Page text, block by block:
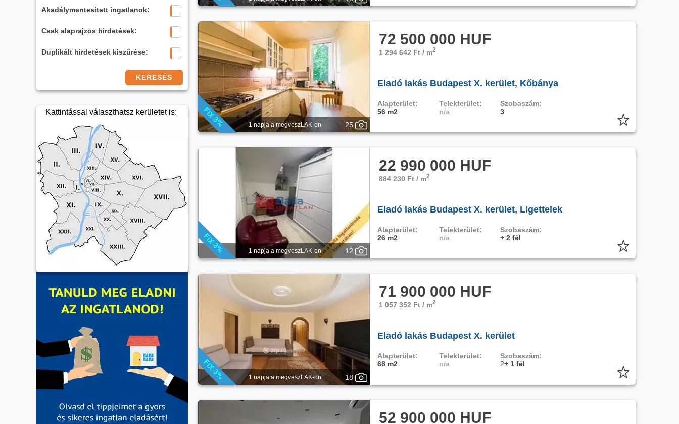
Akadálymentesített ingatlanok:
Csak alaprajzos hirdetések:
Duplikált hirdetések kiszűrése:
KERESÉS
Kattintással választhatsz kerületet is:
1 napja a megveszLAK-on 25
72 500 000 HUF
1 294 642 Ft / m2
Eladó lakás Budapest X. kerület, Kőbánya
Alapterület:
56 m2
Telekterület:
n/a
Szobaszám:
3
1 napja a megveszLAK-on 12
22 990 000 HUF
884 230 Ft / m2
Eladó lakás Budapest X. kerület, Ligettelek
Alapterület:
26 m2
Telekterület:
n/a
Szobaszám:
+ 2 fél
1 napja a megveszLAK-on 18
71 900 000 HUF
1 057 352 Ft / m2
Eladó lakás Budapest X. kerület
Alapterület:
68 m2
Telekterület:
n/a
Szobaszám:
2+ 1 fél
52 900 000 HUF